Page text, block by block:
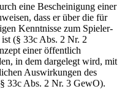
eine Bescheinigung einer
dass er über die für
Kenntnisse zum Spieler-
(§ 33c Abs. 2 Nr. 2
einer öffentlich
in dem dargelegt wird, mit
Auswirkungen des
33c Abs. 2 Nr. 3 GewO).